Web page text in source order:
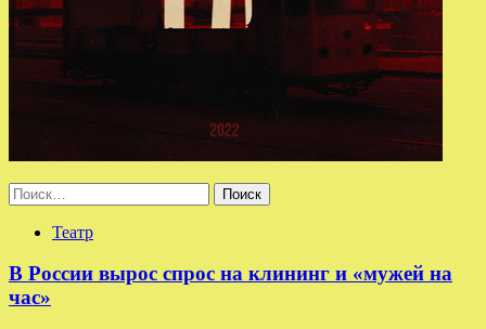
Найти:
Театр
В России вырос спрос на клининг и «мужей на
час»